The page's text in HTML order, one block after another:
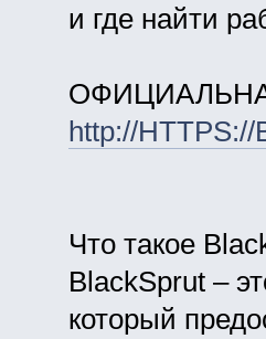
и где найти
http://HTTPS://
Что такое
BlackSprut –
который